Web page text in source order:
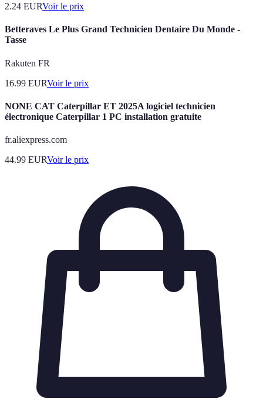
2.24 EURVoir le prix
Betteraves Le Plus Grand Technicien Dentaire Du Monde -
Tasse
Rakuten FR
16.99 EURVoir le prix
NONE CAT Caterpillar ET 2025A logiciel technicien
électronique Caterpillar 1 PC installation gratuite
fr.aliexpress.com
44.99 EURVoir le prix